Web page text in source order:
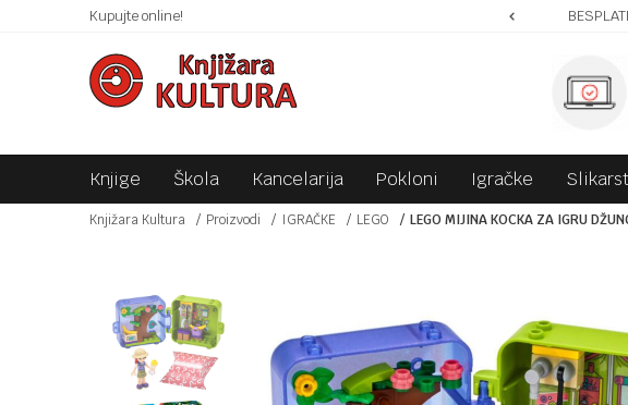
Kupujte online!SIGURNO PLAĆANJE PLATNIM KARTICAMA!
Knjige Škola Kancelarija Pokloni Igračke
Knjižara Kultura Proizvodi IGRAČKE LEGO LEGO MIJINA KOCKA ZA IGRU